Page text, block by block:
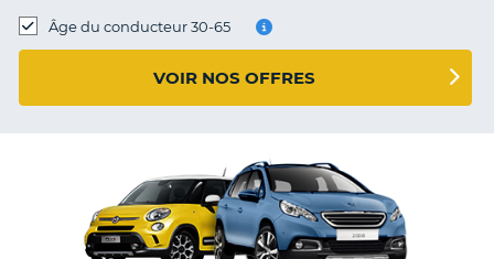
Âge du conducteur 30-65
VOIR NOS OFFRES